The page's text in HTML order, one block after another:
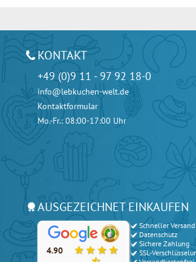
KONTAKT
+49 (0)9 11 - 97 92 18-0
info@lebkuchen-welt.de
Kontaktformular
Mo.-Fr.: 08:00-17:00 Uhr
AUSGEZEICHNET EINKAUFEN
Unsere Kunden bewerten unsere
4.90
Schneller Versand
Datenschutz
Sichere Zahlung
SSL-